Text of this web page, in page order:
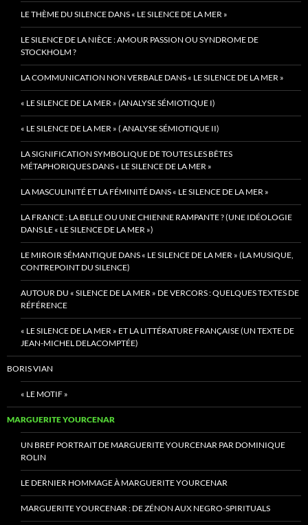
LE THÈME DU SILENCE DANS « LE SILENCE DE LA MER »
LE SILENCE DE LA NIÈCE : AMOUR PASSION OU SYNDROME DE
STOCKHOLM ?
LA COMMUNICATION NON VERBALE DANS « LE SILENCE DE LA MER »
« LE SILENCE DE LA MER » (ANALYSE SÉMIOTIQUE I)
« LE SILENCE DE LA MER » ( ANALYSE SÉMIOTIQUE II)
LA SIGNIFICATION SYMBOLIQUE DE TOUTES LES BÊTES
MÉTAPHORIQUES DANS « LE SILENCE DE LA MER »
LA MASCULINITÉ ET LA FÉMINITÉ DANS « LE SILENCE DE LA MER »
LA FRANCE : LA BELLE OU UNE CHIENNE RAMPANTE ? (UNE IDÉOLOGIE
DANS LE « LE SILENCE DE LA MER »)
LE MIROIR SÉMANTIQUE DANS « LE SILENCE DE LA MER » (LA MUSIQUE,
CONTREPOINT DU SILENCE)
AUTOUR DU « SILENCE DE LA MER » DE VERCORS : QUELQUES TEXTES DE
RÉFÉRENCE
« LE SILENCE DE LA MER » ET LA LITTÉRATURE FRANÇAISE (UN TEXTE DE
JEAN-MICHEL DELACOMPTÉE)
BORIS VIAN
« LE MOTIF »
MARGUERITE YOURCENAR
UN BREF PORTRAIT DE MARGUERITE YOURCENAR PAR DOMINIQUE
ROLIN
LE DERNIER HOMMAGE À MARGUERITE YOURCENAR
MARGUERITE YOURCENAR : DE ZÉNON AUX NEGRO-SPIRITUALS